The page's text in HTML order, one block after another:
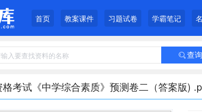
首页 教案课件 习题试卷 学霸笔记
 查询
考试《中学综合素质》预测卷二（答案版)